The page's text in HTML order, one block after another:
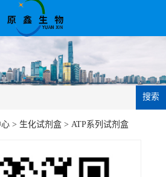
搜索
> 生化试剂盒 > ATP系列试剂盒